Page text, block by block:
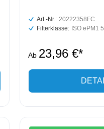
Art.-Nr.: 20222358FC
Filterklasse: ISO ePM1
Ab 23,96 €*